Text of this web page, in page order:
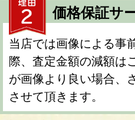
価格保証サ
当店では画像による事
際、査定金額の減額は
が画像より良い場合、
させて頂きます。